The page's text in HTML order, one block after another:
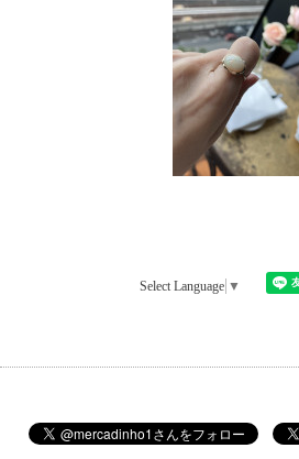
Select Language ▼